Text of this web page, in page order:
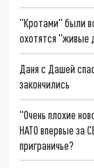
"Кротами" были
охотятся "живые
Даня с Дашей
закончились
"Очень плохие
НАТО впервые за
приграничье?